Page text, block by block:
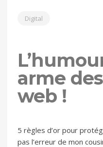
Digital
arme
web !
5 règles d’or pour
pas l’erreur de mon